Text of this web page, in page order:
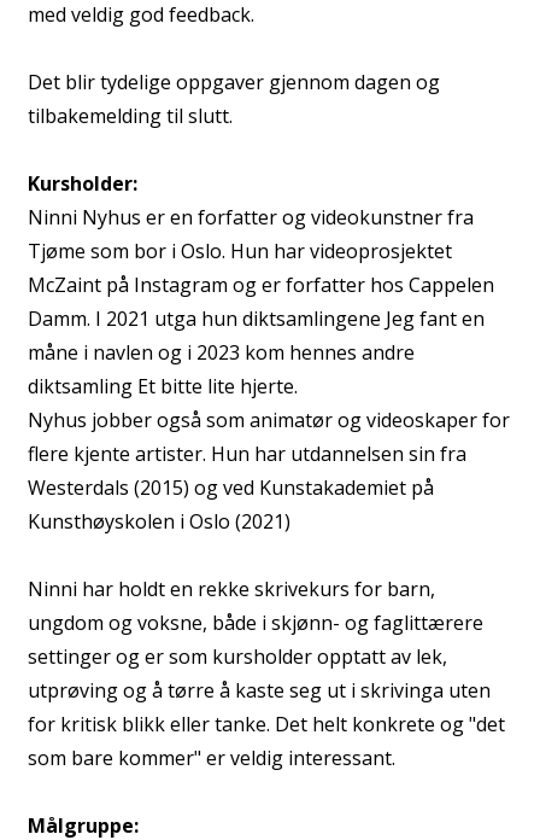
med veldig god feedback.
Det blir tydelige oppgaver gjennom dagen og
tilbakemelding til slutt.
Kursholder:
Ninni Nyhus er en forfatter og videokunstner fra
Tjøme som bor i Oslo. Hun har videoprosjektet
McZaint på Instagram og er forfatter hos Cappelen
Damm. I 2021 utga hun diktsamlingene Jeg fant en
måne i navlen og i 2023 kom hennes andre
diktsamling Et bitte lite hjerte.
Nyhus jobber også som animatør og videoskaper for
flere kjente artister. Hun har utdannelsen sin fra
Westerdals (2015) og ved Kunstakademiet på
Kunsthøyskolen i Oslo (2021)
Ninni har holdt en rekke skrivekurs for barn,
ungdom og voksne, både i skjønn- og faglittærere
settinger og er som kursholder opptatt av lek,
utprøving og å tørre å kaste seg ut i skrivinga uten
for kritisk blikk eller tanke. Det helt konkrete og "det
som bare kommer" er veldig interessant.
Målgruppe: